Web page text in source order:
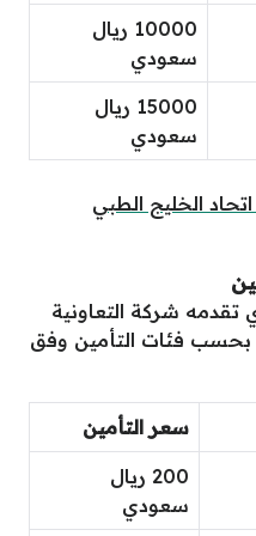
10000 ريال
سعودي
15000 ريال
سعودي
الخليج الطبي
تقدمه شركة التعاونية
بحسب فئات التأمين وفق
سعر التأمين
200 ريال
سعودي